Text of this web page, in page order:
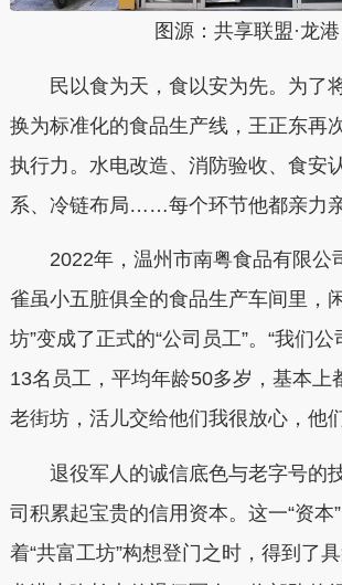
图源：共享联盟·龙港
民以食为天，食以安为先。为了
换为标准化的食品生产线，王正东再
执行力。水电改造、消防验收、食安
系、冷链布局……每个环节他都亲力亲
2022年，温州市南粤食品有限公
雀虽小五脏俱全的食品生产车间里，
坊”变成了正式的“公司员工”。“我们
13名员工，平均年龄50多岁，基本上
老街坊，活儿交给他们我很放心，他
退役军人的诚信底色与老字号的
司积累起宝贵的信用资本。这一“资本
着“共富工坊”构想登门之时，得到了